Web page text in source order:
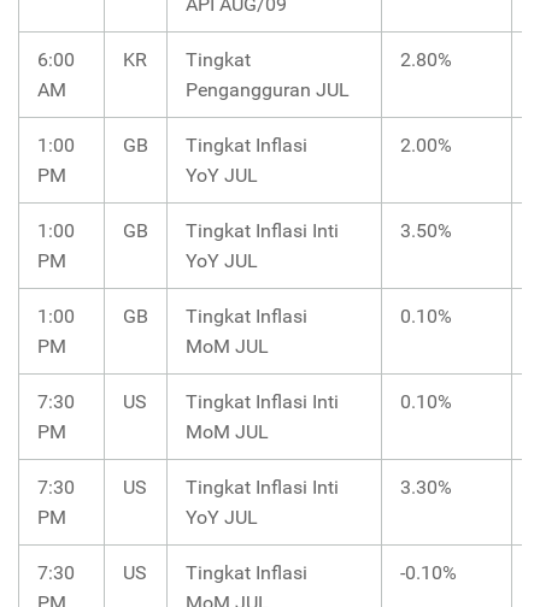
6:00
AM
KR
Tingkat
Pengangguran JUL
2.80%
1:00
PM
GB
Tingkat Inflasi
YoY JUL
2.00%
1:00
PM
GB
Tingkat Inflasi Inti
YoY JUL
3.50%
1:00
PM
GB
Tingkat Inflasi
MoM JUL
0.10%
7:30
PM
US
Tingkat Inflasi Inti
MoM JUL
0.10%
7:30
PM
US
Tingkat Inflasi Inti
YoY JUL
3.30%
7:30
US
Tingkat Inflasi
-0.10%